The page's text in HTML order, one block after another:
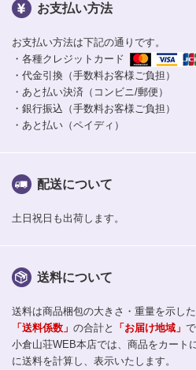
お支払い方法
お支払い方法は下記の通りです。
・各種クレジットカード
・代金引換（手数料お客様ご負担）
・あと払い決済（コンビニ/郵便）
・銀行振込（手数料お客様ご負担）
・あと払い（ペイディ）
配送について
土日祝日も出荷します。
送料について
送料は商品梱包の大きさ・重量を示した
「送料係数」 の合計と 「お届け地域」
小倉山荘WEB本店では、商品をカート
に送料を計算し、表示いたします。